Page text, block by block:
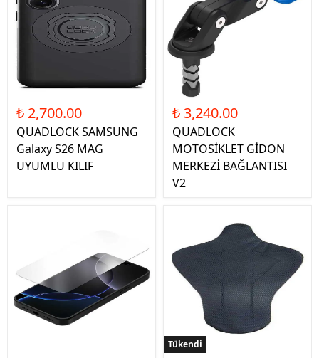
₺ 2,700.00
QUADLOCK SAMSUNG
Galaxy S26 MAG
UYUMLU KILIF
₺ 3,240.00
QUADLOCK
MOTOSİKLET GİDON
MERKEZİ BAĞLANTISI
V2
Tükendi